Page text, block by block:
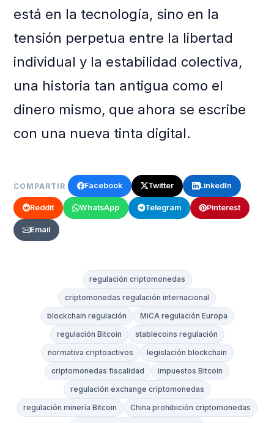
está en la tecnología, sino en la
tensión perpetua entre la libertad
individual y la estabilidad colectiva,
una historia tan antigua como el
dinero mismo, que ahora se escribe
con una nueva tinta digital.
COMPARTIR Facebook Twitter LinkedIn
Reddit WhatsApp Telegram Pinterest
Email
regulación criptomonedas
criptomonedas regulación internacional
blockchain regulación
MiCA regulación Europa
regulación Bitcoin
stablecoins regulación
normativa criptoactivos
legislación blockchain
criptomonedas fiscalidad
impuestos Bitcoin
regulación exchange criptomonedas
regulación minería Bitcoin
China prohibición criptomonedas